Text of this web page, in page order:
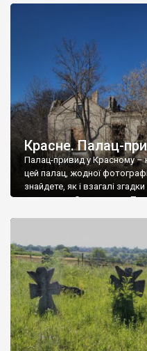
Красне. Палац-
Палац-привид у Красному –
цей палац, жодної
знайдете, як і взагалі
мешканець Самгородка.